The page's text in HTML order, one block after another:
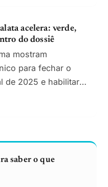
acelera: verde,
do dossiê
mostram
para fechar o
de 2025 e habilitar
obras visam
saber o que